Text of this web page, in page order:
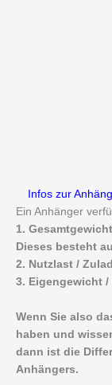
Infos zur
Ein Anhänger
1.
Dieses besteht
2. Nutzlast /
3. Eigengewicht
Wenn Sie also
haben und
dann ist die
Anhängers.